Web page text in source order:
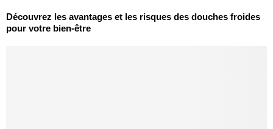
Découvrez les avantages et les risques des douches froides
pour votre bien-être